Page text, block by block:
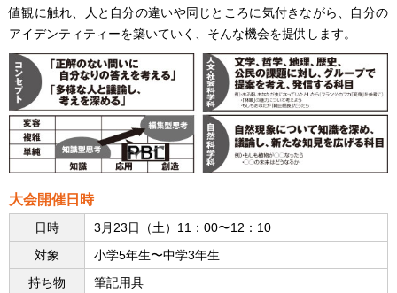
値観に触れ、人と自分の違いや同じところに気付きながら、自分の
アイデンティティーを築いていく、そんな機会を提供します。
大会開催日時
日時
3月23日（土）11：00〜12：10
対象
小学5年生〜中学3年生
持ち物
筆記用具